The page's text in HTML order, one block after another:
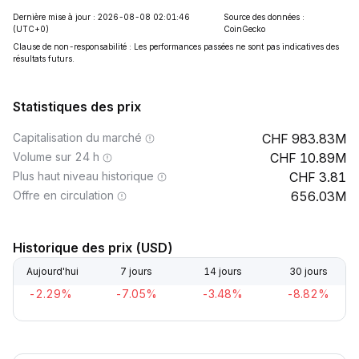
Dernière mise à jour : 2026-08-08 02:01:46
(UTC+0)
Source des données :
CoinGecko
Clause de non-responsabilité : Les performances passées ne sont pas indicatives des
résultats futurs.
Statistiques des prix
Capitalisation du marché 983.83M
Volume sur 24 h 10.89M
Plus haut niveau historique 3.81
Offre en circulation 656.03M
Historique des prix (USD)
Aujourd'hui 7 jours 14 jours 30 jours
-2.29% -7.05% -3.48% -8.82%